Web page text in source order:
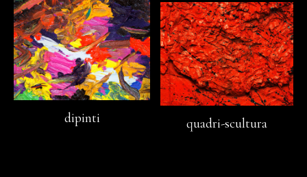
dipinti quadri-scultura